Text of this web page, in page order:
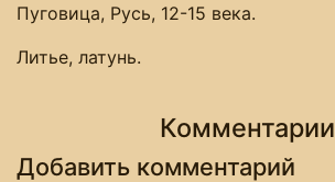
Пуговица, Русь, 12-15 века.
Литье, латунь.
Комментарии
Добавить комментарий